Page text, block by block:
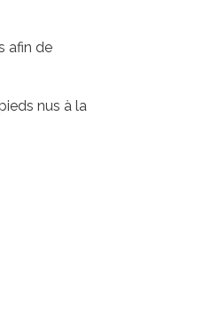
afin de
nus à la